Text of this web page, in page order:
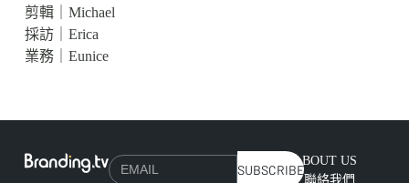
剪輯｜Michael
採訪｜Erica
業務｜Eunice
SUBSCRIBE
ABOUT US
聯絡我們